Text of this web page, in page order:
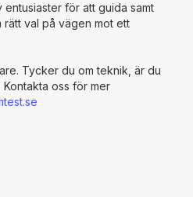
entusiaster för att guida samt
rätt val på vägen mot ett
Tycker du om teknik, är du
oss för mer